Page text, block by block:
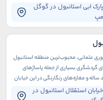
پارک ابی استانبول در گوگل
مپ
شما را به مراتب لذت‌بخش‌تر
خیابان استقلال استانبول در
عثمانی، محبوب‌ترین منطقه استانبول
گردشگری بسیاری از جمله پاساژهای
و مغازه‌های رنگارنگی در این خیابان